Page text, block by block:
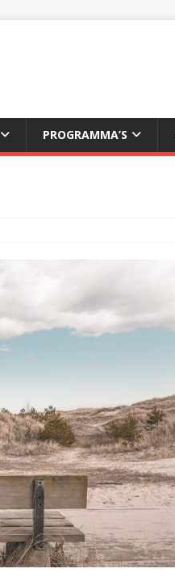
PROGRAMMA’S